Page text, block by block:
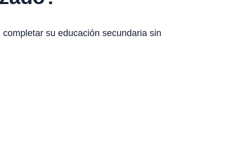
su educación secundaria sin